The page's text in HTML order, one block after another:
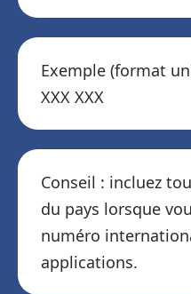
Exemple (format
XXX XXX
Conseil : incluez
du pays lorsque
numéro
applications.